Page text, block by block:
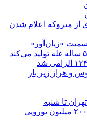
از متروکه اعلام شدن
«زیان‌آور»
و هراز زیر بار
تا شنبه
پیامدهای تجاوز به ایران؛ زیان حدود ۲۰۰ میلیون یورویی